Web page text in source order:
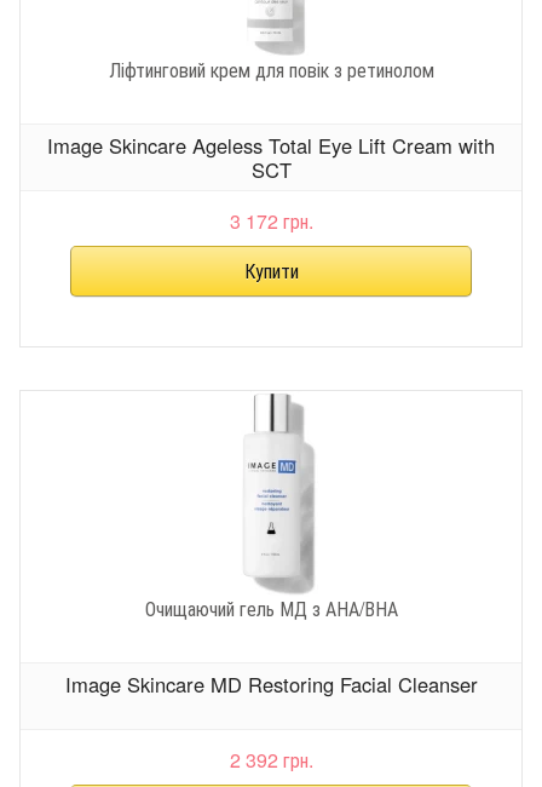
Ліфтинговий крем для повік з ретинолом
Image Skincare Ageless Total Eye Lift Cream with
SCT
3 172 грн.
Очищаючий гель МД з АНА/ВНА
Image Skincare MD Restoring Facial Cleanser
2 392 грн.